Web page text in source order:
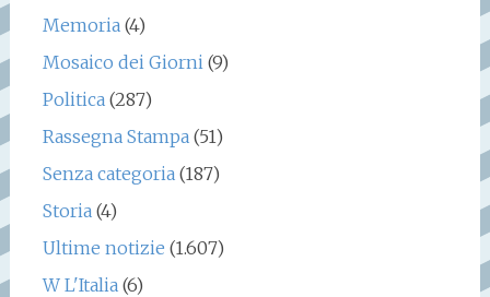
Memoria (4)
Mosaico dei Giorni (9)
Politica (287)
Rassegna Stampa (51)
Senza categoria (187)
Storia (4)
Ultime notizie (1.607)
W L'Italia (6)